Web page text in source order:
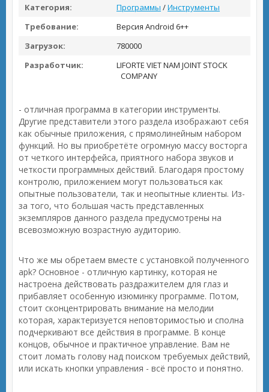
Категория:
Программы /Инструменты
Требование:
Версия Android 6++
Загрузок:
780000
Разработчик:
LIFORTE VIET NAM JOINT STOCK
COMPANY
- отличная программа в категории инструменты.
Другие представители этого раздела изображают себя
как обычные приложения, с прямолинейным набором
функций. Но вы приобретёте огромную массу восторга
от четкого интерфейса, приятного набора звуков и
четкости программных действий. Благодаря простому
контролю, приложением могут пользоваться как
опытные пользователи, так и неопытные клиенты. Из-
за того, что большая часть представленных
экземпляров данного раздела предусмотрены на
всевозможную возрастную аудиторию.
Что же мы обретаем вместе с установкой полученного
apk? Основное - отличную картинку, которая не
настроена действовать раздражителем для глаз и
прибавляет особенную изюминку программе. Потом,
стоит сконцентрировать внимание на мелодии
которая, характеризуется неповторимостью и сполна
подчеркивают все действия в программе. В конце
концов, обычное и практичное управление. Вам не
стоит ломать голову над поиском требуемых действий,
или искать кнопки управления - всё просто и понятно.